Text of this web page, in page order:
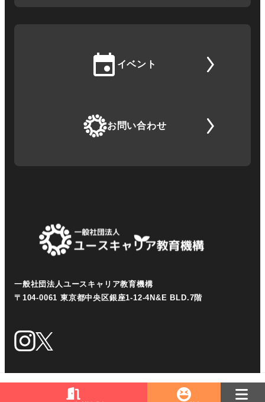
イベント
お問い合わせ
一般社団法人ユースキャリア教育機構
〒104-0061 東京都中央区銀座1-12-4N&E BLD.7階